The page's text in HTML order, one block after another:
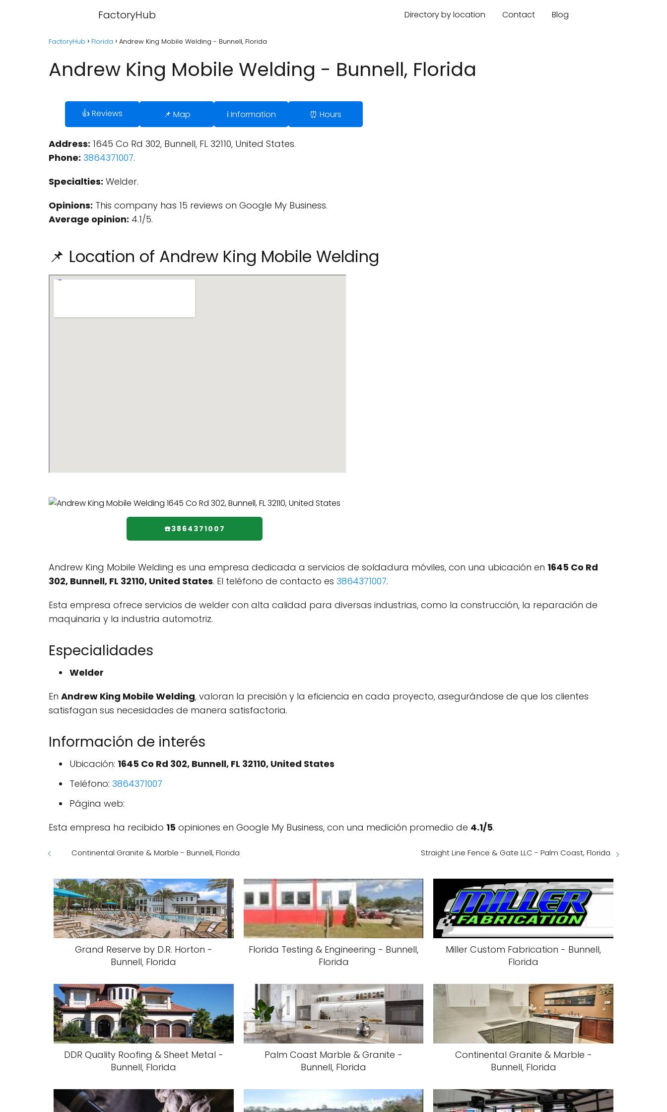
FactoryHub Directory by location Contact Blog
FactoryHub Florida Andrew King Mobile Welding - Bunnell, Florida
Andrew King Mobile Welding - Bunnell, Florida
👍 Reviews 📌 Map ℹ️ Information ⏰ Hours
Address: 1645 Co Rd 302, Bunnell, FL 32110, United States.
Phone: 3864371007.
Specialties: Welder.
Opinions: This company has 15 reviews on Google My Business.
Average opinion: 4.1/5.
📌 Location of Andrew King Mobile Welding
☎️3864371007
Andrew King Mobile Welding es una empresa dedicada a servicios de soldadura móviles, con una ubicación en 1645 Co Rd
302, Bunnell, FL 32110, United States. El teléfono de contacto es 3864371007.
Esta empresa ofrece servicios de welder con alta calidad para diversas industrias, como la construcción, la reparación de
maquinaria y la industria automotriz.
Especialidades
Welder
En Andrew King Mobile Welding, valoran la precisión y la eficiencia en cada proyecto, asegurándose de que los clientes
satisfagan sus necesidades de manera satisfactoria.
Información de interés
Ubicación: 1645 Co Rd 302, Bunnell, FL 32110, United States
Teléfono: 3864371007
Página web:
Esta empresa ha recibido 15 opiniones en Google My Business, con una medición promedio de 4.1/5.
Continental Granite & Marble - Bunnell, Florida Straight Line Fence & Gate LLC - Palm Coast, Florida
Grand Reserve by D.R. Horton -
Bunnell, Florida
Florida Testing & Engineering - Bunnell,
Florida
Miller Custom Fabrication - Bunnell,
Florida
DDR Quality Roofing & Sheet Metal -
Bunnell, Florida
Palm Coast Marble & Granite -
Bunnell, Florida
Continental Granite & Marble -
Bunnell, Florida